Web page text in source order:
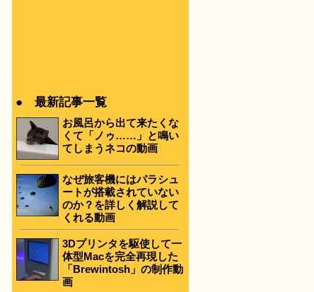
● 最新記事一覧
お風呂から出て来たくな
くて「ノゥ……」と鳴い
てしまうネコの動画
なぜ旅客機にはパラシュ
ートが搭載されていない
のか？を詳しく解説して
くれる動画
3Dプリンタを駆使して一
体型Macを完全再現した
「Brewintosh」の制作動
画